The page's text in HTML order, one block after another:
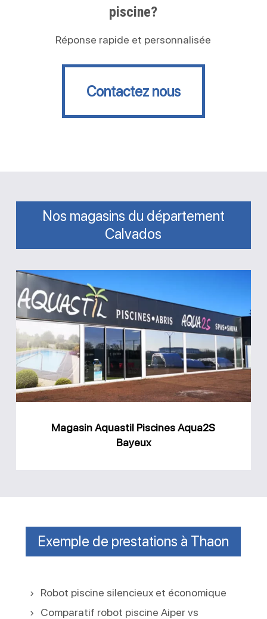
piscine?
Réponse rapide et personnalisée
Contactez nous
Contactez nous
Nos magasins du département
Calvados
Aquastil
Piscines
Aqua2S
Bayeux
Magasin Aquastil Piscines Aqua2S
Bayeux
Exemple de prestations à Thaon
Robot piscine silencieux et économique
Comparatif robot piscine Aiper vs